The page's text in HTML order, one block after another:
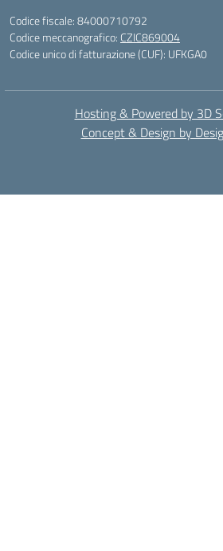
Codice fiscale: 84000710792
Codice meccanografico: CZIC869004
Codice unico di fatturazione (CUF): UFKGA0
Hosting & Powered by 3D
Concept & Design by